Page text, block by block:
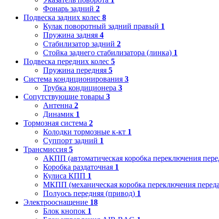
Фонарь задний 2
Подвеска задних колес 8
Кулак поворотный задний правый 1
Пружина задняя 4
Стабилизатор задний 2
Стойка заднего стабилизатора (линка) 1
Подвеска передних колес 5
Пружина передняя 5
Система кондиционирования 3
Трубка кондиционера 3
Сопутствующие товары 3
Антенна 2
Динамик 1
Тормозная система 2
Колодки тормозные к-кт 1
Суппорт задний 1
Трансмиссия 5
АКПП (автоматическая коробка переключения
Коробка раздаточная 1
Кулиса КПП 1
МКПП (механическая коробка переключения
Полуось передняя (привод) 1
Электрооснащение 18
Блок кнопок 1